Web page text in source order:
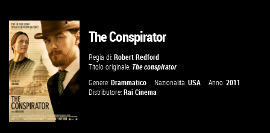
VAI ALLA SCHEDA
The Conspirator
Regia di:Robert Redford
Titolo originale: The conspirator
Genere:Drammatico Nazionalità:USA Anno:2011
Distributore:Rai Cinema